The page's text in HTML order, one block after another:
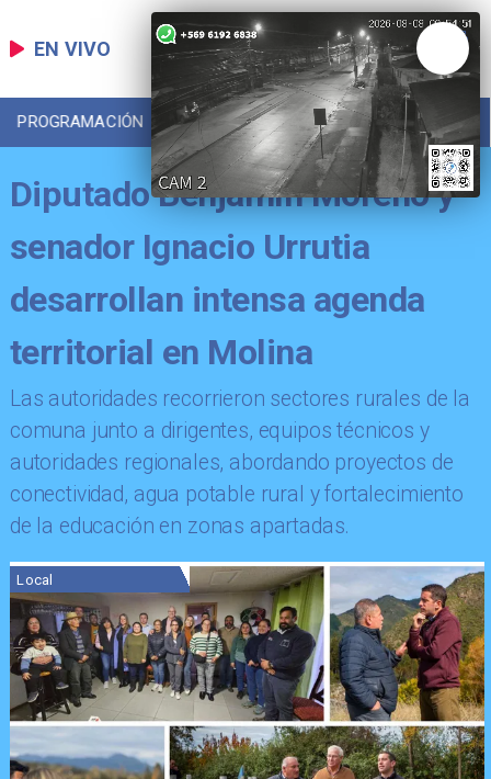
EN VIVO
PROGRAMACIÓN LOCAL DEPORTES
Diputado Benjamín Moreno y
senador Ignacio Urrutia
desarrollan intensa agenda
territorial en Molina
​Las autoridades recorrieron sectores rurales de la
comuna junto a dirigentes, equipos técnicos y
autoridades regionales, abordando proyectos de
conectividad, agua potable rural y fortalecimiento
de la educación en zonas apartadas.
Local